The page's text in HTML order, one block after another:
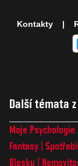
Další témata
Moje Psychologie
Fantasy
Blesku
Kontakty